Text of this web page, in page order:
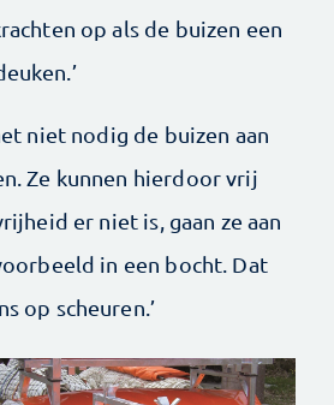
op als de buizen een
niet nodig de buizen aan
Ze kunnen hierdoor vrij
er niet is, gaan ze aan
in een bocht. Dat
op scheuren.’